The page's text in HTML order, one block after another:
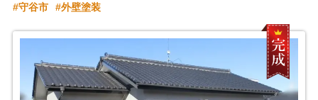
守谷市 外壁塗装